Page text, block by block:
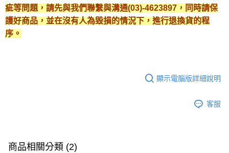
疵等問題，請先與我們聯繫與溝通(03)-4623897，同時請保
護好商品，並在沒有人為毀損的情況下，進行退換貨的程
序。
顯示電腦版詳細說明
客服
商品相關分類 (2)